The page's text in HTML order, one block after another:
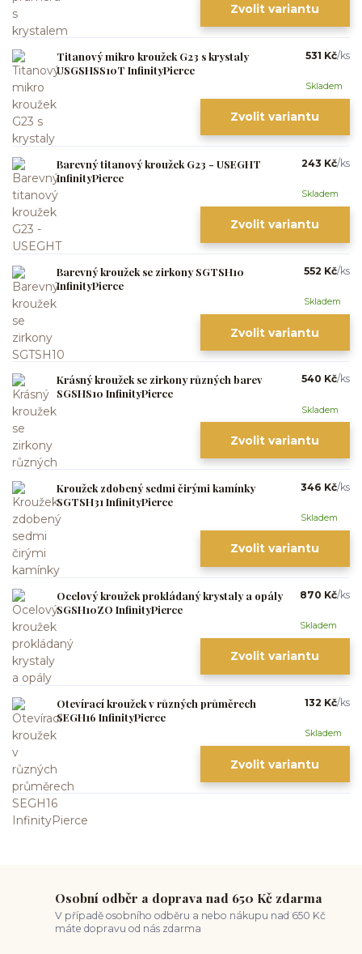
Zvolit variantu
Titanový mikro kroužek G23 s krystaly
USGSHSS10T InfinityPierce
531 Kč/ks
Skladem
Zvolit variantu
Barevný titanový kroužek G23 - USEGHT
InfinityPierce
243 Kč/ks
Skladem
Zvolit variantu
Barevný kroužek se zirkony SGTSH10
InfinityPierce
552 Kč/ks
Skladem
Zvolit variantu
Krásný kroužek se zirkony různých barev
SGSHS10 InfinityPierce
540 Kč/ks
Skladem
Zvolit variantu
Kroužek zdobený sedmi čirými kamínky
SGTSH31 InfinityPierce
346 Kč/ks
Skladem
Zvolit variantu
Ocelový kroužek prokládaný krystaly a opály
SGSH10ZO InfinityPierce
870 Kč/ks
Skladem
Zvolit variantu
Otevírací kroužek v různých průměrech
SEGH16 InfinityPierce
132 Kč/ks
Skladem
Zvolit variantu
Osobní odběr a doprava nad 650 Kč zdarma
V případě osobního odběru a nebo nákupu nad 650 Kč
máte dopravu od nás zdarma